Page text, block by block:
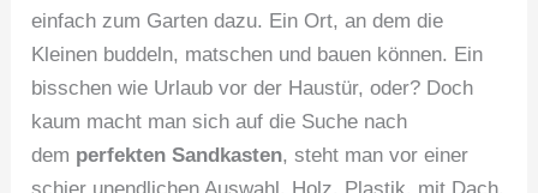
einfach zum Garten dazu. Ein Ort, an dem die
Kleinen buddeln, matschen und bauen können. Ein
bisschen wie Urlaub vor der Haustür, oder? Doch
kaum macht man sich auf die Suche nach
dem perfekten Sandkasten, steht man vor einer